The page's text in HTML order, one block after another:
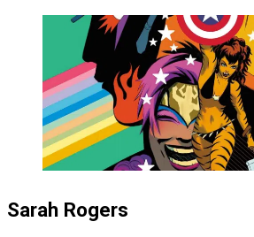
Sarah Rogers